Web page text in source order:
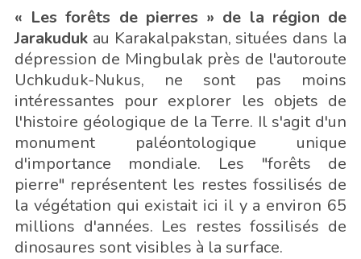
« Les forêts de pierres » de la région de
Jarakudukau Karakalpakstan, situées dans la
dépression de Mingbulak près de l'autoroute
Uchkuduk-Nukus, ne sont pas moins
intéressantes pour explorer les objets de
l'histoire géologique de la Terre. Il s'agit d'un
monument paléontologique unique
d'importance mondiale. Les "forêts de
pierre" représentent les restes fossilisés de
la végétation qui existait ici il y a environ 65
millions d'années. Les restes fossilisés de
dinosaures sont visibles à la surface.